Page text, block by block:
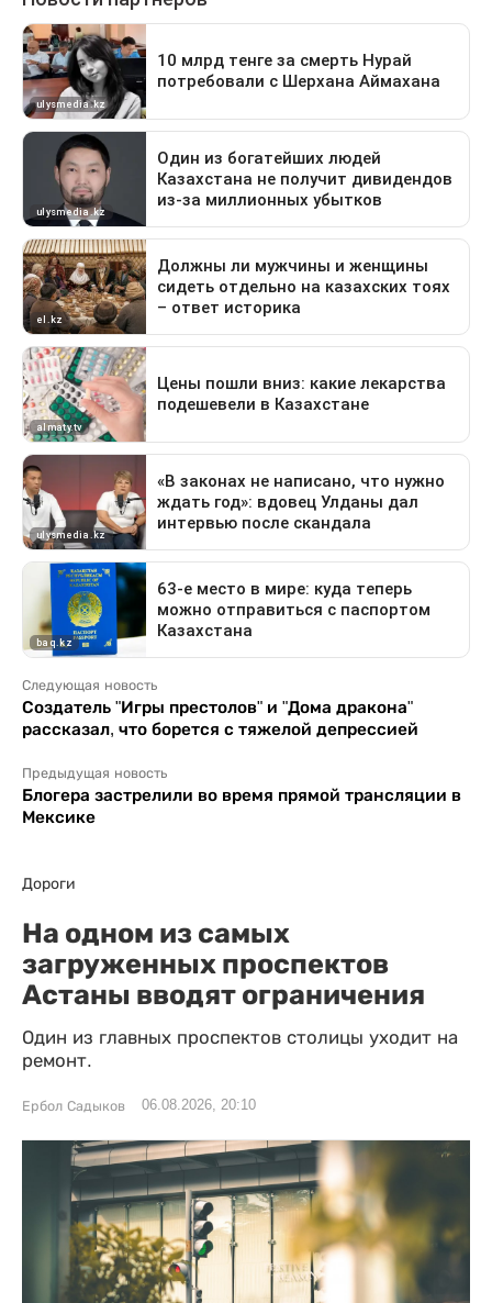
Следующая новость
Создатель "Игры престолов" и "Дома дракона"
рассказал, что борется с тяжелой депрессией
Предыдущая новость
Блогера застрелили во время прямой трансляции в
Мексике
Дороги
На одном из самых
загруженных проспектов
Астаны вводят ограничения
Один из главных проспектов столицы уходит на
ремонт.
Ербол Садыков 06.08.2026, 20:10